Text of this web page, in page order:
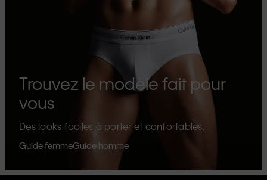
Trouvez le modèle fait pour
vous
Des looks faciles à porter et confortables.
Guide femmeGuide homme